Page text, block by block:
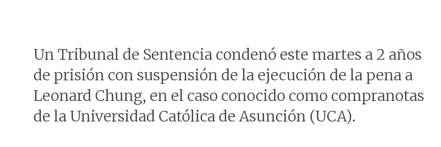
Un Tribunal de Sentencia condenó este martes a 2 años
de prisión con suspensión de la ejecución de la pena a
Leonard Chung, en el caso conocido como compranotas
de la Universidad Católica de Asunción (UCA).